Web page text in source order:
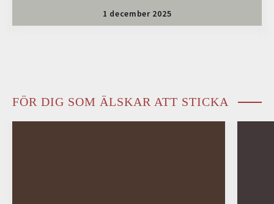
1 december 2025
FÖR DIG SOM ÄLSKAR ATT STICKA